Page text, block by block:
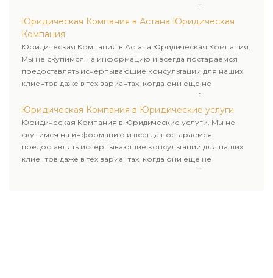
пользовались юридическими услугами нашей компании.
Юридическая Компания в Астана Юридическая
Компания
Юридическая Компания в Астана Юридическая Компания.
Мы не скупимся на информацию и всегда постараемся
предоставлять исчерпывающие консультации для наших
клиентов даже в тех вариантах, когда они еще не
пользовались юридическими услугами нашей компании.
Юридическая Компания в Юридические услуги
Юридическая Компания в Юридические услуги. Мы не
скупимся на информацию и всегда постараемся
предоставлять исчерпывающие консультации для наших
клиентов даже в тех вариантах, когда они еще не
пользовались юридическими услугами нашей компании.